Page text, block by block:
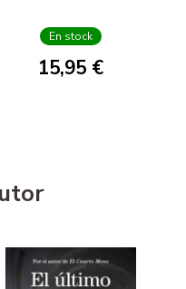
En stock
15,95 €